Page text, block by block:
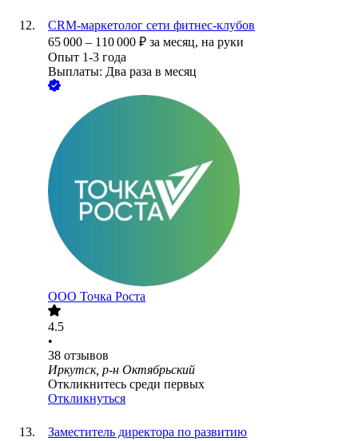
CRM-маркетолог сети фитнес-клубов
65 000 – 110 000 ₽ за месяц, на руки
Опыт 1-3 года
Выплаты: Два раза в месяц
ООО Точка Роста
4.5
•
38 отзывов
Иркутск, р-н Октябрьский
Откликнитесь среди первых
Откликнуться
Заместитель директора по развитию